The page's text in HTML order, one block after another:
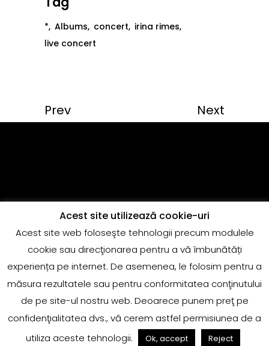
* Albums concert irina rimes
live concert
Prev Next
Copyright @Quantum Music
adrian.marin@globalrecords.com
Acest site utilizează cookie-uri
Acest site web foloseşte tehnologii precum modulele
cookie sau direcţionarea pentru a vă îmbunătăți
experiența pe internet. De asemenea, le folosim pentru a
măsura rezultatele sau pentru conformitatea conţinutului
de pe site-ul nostru web. Deoarece punem preţ pe
confidenţialitatea dvs., vă cerem astfel permisiunea de a
utiliza aceste tehnologii.
Ok, accept Reject